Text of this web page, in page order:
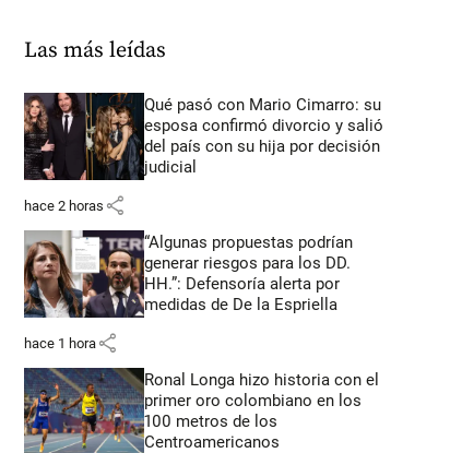
Las más leídas
Qué pasó con Mario Cimarro: su
esposa confirmó divorcio y salió
del país con su hija por decisión
judicial
hace 2 horas share
“Algunas propuestas podrían
generar riesgos para los DD.
HH.”: Defensoría alerta por
medidas de De la Espriella
hace 1 hora share
Ronal Longa hizo historia con el
primer oro colombiano en los
100 metros de los
Centroamericanos